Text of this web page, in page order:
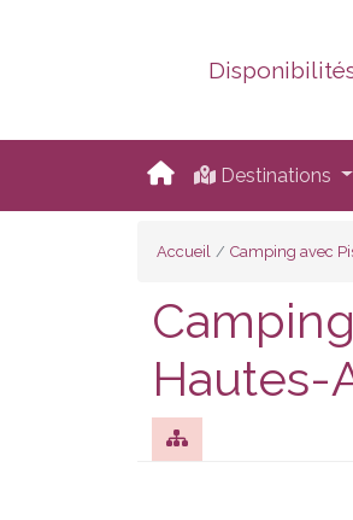
Destinations
Accueil Camping avec
Hautes-